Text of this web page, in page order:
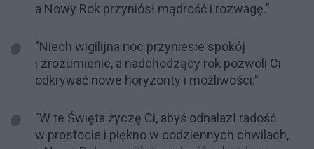
a Nowy Rok przyniósł mądrość i rozwagę."
"Niech wigilijna noc przyniesie spokój
i zrozumienie, a nadchodzący rok pozwoli Ci
odkrywać nowe horyzonty i możliwości."
"W te Święta życzę Ci, abyś odnalazł radość
w prostocie i piękno w codziennych chwilach,